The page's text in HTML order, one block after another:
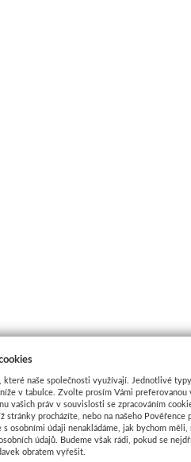
které naše společnosti využívají. Jednotlivé
v tabulce. Zvolte prosím Vámi preferovanou
vašich práv v souvislosti se zpracováním
stránky procházíte, nebo na našeho Pověřence
osobními údaji nenakládáme, jak bychom měli,
údajů. Budeme však rádi, pokud se
obratem vyřešit.